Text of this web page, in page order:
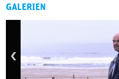
GALERIEN